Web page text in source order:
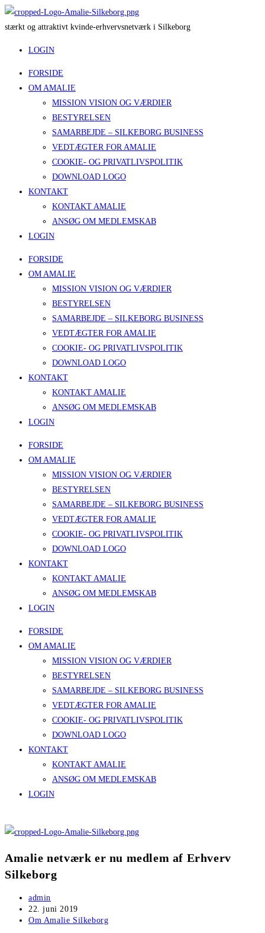
Skip
to
stærkt og attraktivt kvinde-erhvervsnetværk i Silkeborg
LOGIN
FORSIDE
OM AMALIE
MISSION VISION OG VÆRDIER
BESTYRELSEN
SAMARBEJDE – SILKEBORG BUSINESS
VEDTÆGTER FOR AMALIE
COOKIE- OG PRIVATLIVSPOLITIK
DOWNLOAD LOGO
KONTAKT
KONTAKT AMALIE
ANSØG OM MEDLEMSKAB
LOGIN
FORSIDE
OM AMALIE
MISSION VISION OG VÆRDIER
BESTYRELSEN
SAMARBEJDE – SILKEBORG BUSINESS
VEDTÆGTER FOR AMALIE
COOKIE- OG PRIVATLIVSPOLITIK
DOWNLOAD LOGO
KONTAKT
KONTAKT AMALIE
ANSØG OM MEDLEMSKAB
LOGIN
FORSIDE
OM AMALIE
MISSION VISION OG VÆRDIER
BESTYRELSEN
SAMARBEJDE – SILKEBORG BUSINESS
VEDTÆGTER FOR AMALIE
COOKIE- OG PRIVATLIVSPOLITIK
DOWNLOAD LOGO
KONTAKT
KONTAKT AMALIE
ANSØG OM MEDLEMSKAB
LOGIN
FORSIDE
OM AMALIE
MISSION VISION OG VÆRDIER
BESTYRELSEN
SAMARBEJDE – SILKEBORG BUSINESS
VEDTÆGTER FOR AMALIE
COOKIE- OG PRIVATLIVSPOLITIK
DOWNLOAD LOGO
KONTAKT
KONTAKT AMALIE
ANSØG OM MEDLEMSKAB
LOGIN
Amalie netværk er nu medlem af Erhverv
Silkeborg
Post
author:
admin
Post
published:
22. juni 2019
Post
Om Amalie Silkeborg